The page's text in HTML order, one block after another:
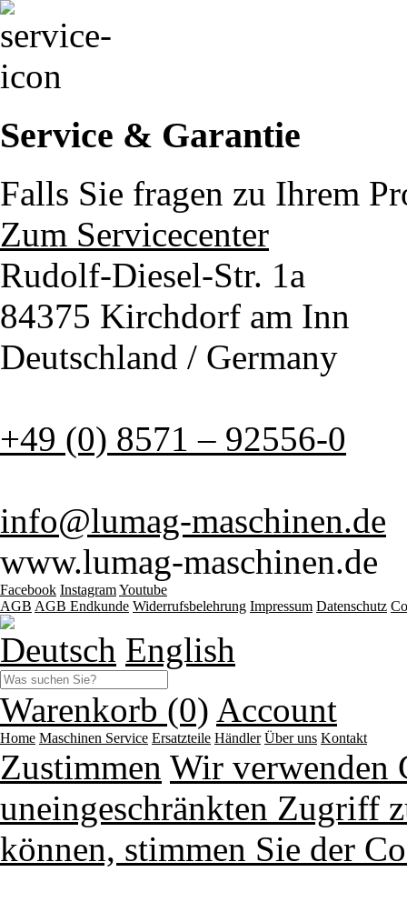
Service & Garantie
Falls Sie fragen zu Ihrem
Zum Servicecenter
Rudolf-Diesel-Str. 1a
84375 Kirchdorf am Inn
Deutschland / Germany
+49 (0) 8571 – 92556-0
info@lumag-maschinen.de
www.lumag-maschinen.de
Facebook InstagramYoutube
AGB AGB Endkunde Widerrufsbelehrung Impressum Datenschutz
Deutsch English
Warenkorb (0) Account
Home Maschinen Service Ersatzteile Händler Über uns Kontakt
Zustimmen Wir verwenden
uneingeschränkten Zugriff
können, stimmen Sie der